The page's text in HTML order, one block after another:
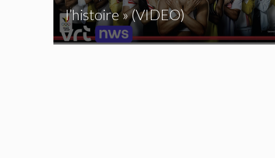
l’histoire » (VIDEO)